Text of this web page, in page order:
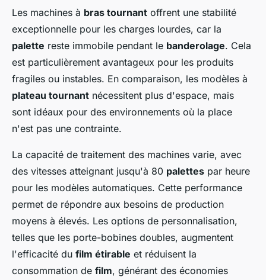
Les machines à bras tournant offrent une stabilité
exceptionnelle pour les charges lourdes, car la
palette reste immobile pendant le banderolage. Cela
est particulièrement avantageux pour les produits
fragiles ou instables. En comparaison, les modèles à
plateau tournant nécessitent plus d'espace, mais
sont idéaux pour des environnements où la place
n'est pas une contrainte.
La capacité de traitement des machines varie, avec
des vitesses atteignant jusqu'à 80 palettes par heure
pour les modèles automatiques. Cette performance
permet de répondre aux besoins de production
moyens à élevés. Les options de personnalisation,
telles que les porte-bobines doubles, augmentent
l'efficacité du film étirable et réduisent la
consommation de film, générant des économies